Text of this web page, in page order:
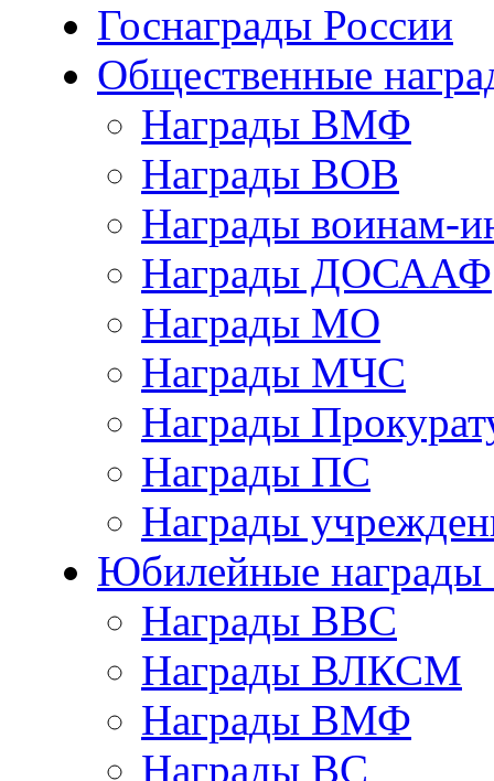
Госнаграды России
Общественные
Награды ВМФ
Награды ВОВ
Награды воинам-
Награды ДОСААФ
Награды МО
Награды МЧС
Награды
Награды ПС
Награды
Юбилейные награды
Награды ВВС
Награды ВЛКСМ
Награды ВМФ
Награды ВС